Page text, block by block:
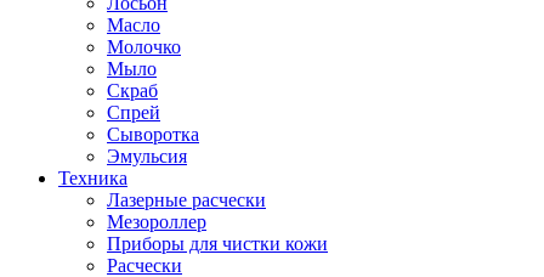
Масло
Молочко
Мыло
Скраб
Спрей
Сыворотка
Эмульсия
Техника
Лазерные расчески
Мезороллер
Приборы для чистки кожи
Расчески